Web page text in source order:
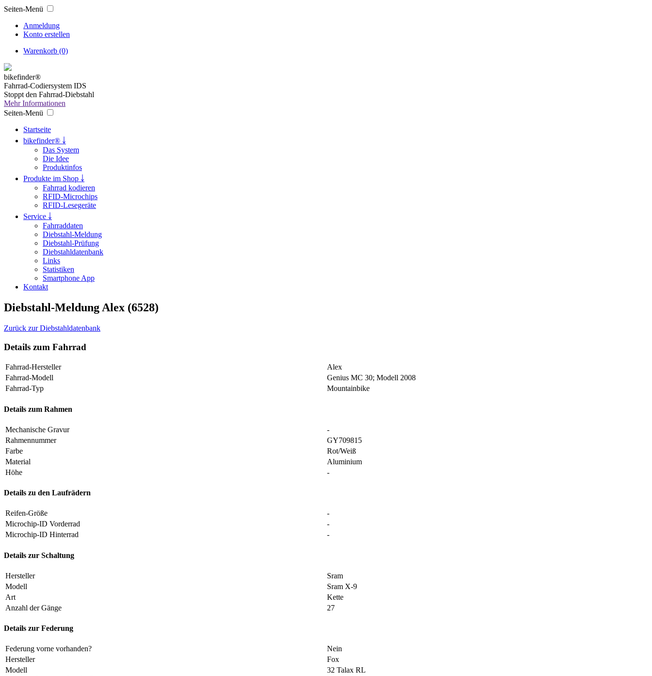
Seiten-Menü
Anmeldung
Konto erstellen
Warenkorb (0)
bikefinder®
Fahrrad-Codiersystem IDS
Stoppt den Fahrrad-Diebstahl
Mehr Informationen
Seiten-Menü
Startseite
bikefinder® ￬
Das System
Die Idee
Produktinfos
Produkte im Shop ￬
Fahrrad kodieren
RFID-Microchips
RFID-Lesegeräte
Service ￬
Fahrraddaten
Diebstahl-Meldung
Diebstahl-Prüfung
Diebstahldatenbank
Links
Statistiken
Smartphone App
Kontakt
Diebstahl-Meldung Alex (6528)
Zurück zur Diebstahldatenbank
Details zum Fahrrad
Fahrrad-Hersteller
Alex
Fahrrad-Modell
Genius MC 30; Modell 2008
Fahrrad-Typ
Mountainbike
Details zum Rahmen
Mechanische Gravur
-
Rahmennummer
GY709815
Farbe
Rot/Weiß
Material
Aluminium
Höhe
-
Details zu den Laufrädern
Reifen-Größe
-
Microchip-ID Vorderrad
-
Microchip-ID Hinterrad
-
Details zur Schaltung
Hersteller
Sram
Modell
Sram X-9
Art
Kette
Anzahl der Gänge
27
Details zur Federung
Federung vorne vorhanden?
Nein
Hersteller
Fox
Modell
32 Talax RL